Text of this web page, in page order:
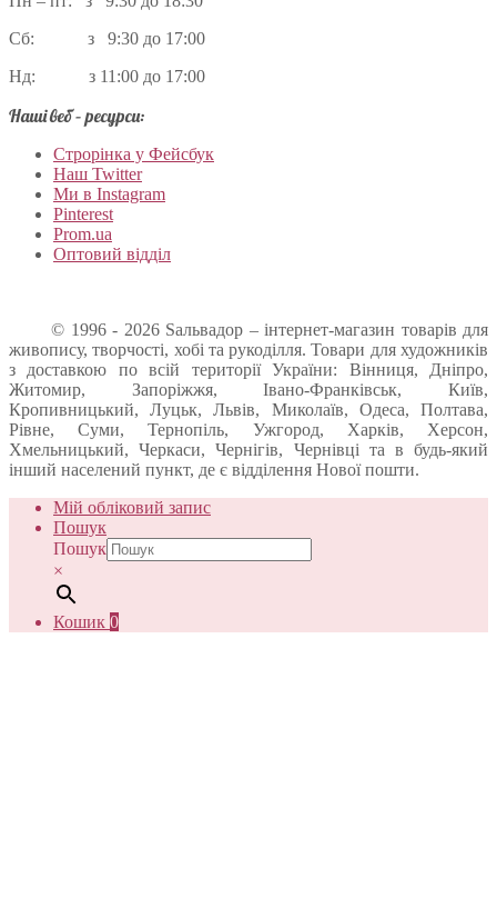
Сб: з 9:30 до 17:00
Нд: з 11:00 до 17:00
Наші веб – ресурси:
Строрінка у Фейсбук
Наш Twitter
Ми в Instagram
Pinterest
Prom.ua
Оптовий відділ
© 1996 - 2026 Sальвадор – інтернет-магазин товарів для
живопису, творчості, хобі та рукоділля. Товари для художників
з доставкою по всій території України: Вінниця, Дніпро,
Житомир, Запоріжжя, Івано-Франківськ, Київ,
Кропивницький, Луцьк, Львів, Миколаїв, Одеса, Полтава,
Рівне, Суми, Тернопіль, Ужгород, Харків, Херсон,
Хмельницький, Черкаси, Чернігів, Чернівці та в будь-який
інший населений пункт, де є відділення Нової пошти.
Мій обліковий запис
Пошук
Пошук
×
Кошик 0